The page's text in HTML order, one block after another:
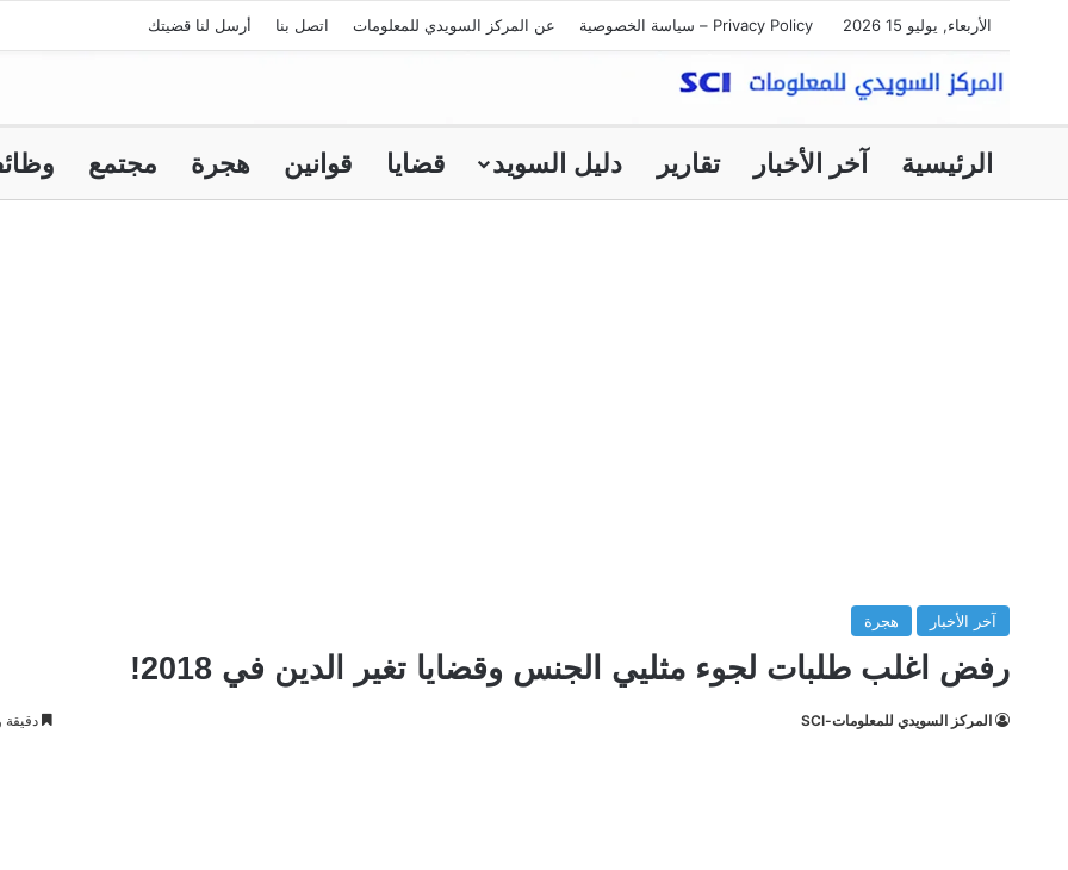
الأربعاء, يوليو 15 2026 Privacy Policy – سياسة الخصوصية عن المركز السويدي للمعلومات اتصل بنا أرسل لنا قضيتك
الرئيسية آخر الأخبار تقارير دليل السويد قضايا قوانين هجرة مجتمع
آخر الأخبار هجرة
رفض اغلب طلبات لجوء مثليي الجنس وقضايا تغير الدين في 2018!
المركز السويدي للمعلومات-SCI دقيقة